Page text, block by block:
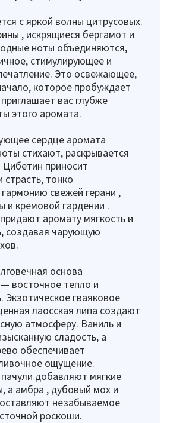
с яркой волны цитрусовых.
, искрящиеся бергамот и
ноты объединяются,
стимулирующее и
Это освежающее,
которое пробуждает
вас глубже
этого аромата.
сердце аромата
стихают, раскрывается
Цибетин приносит
страсть, тонко
свежей герани ,
и кремовой гардении .
аромату мягкость и
создавая чарующую
основа
восточное тепло и
Экзотическое гваяковое
лаосская липа создают
атмосферу. Ваниль и
сладость, а
обеспечивает
ощущение.
добавляют мягкие
а амбра , дубовый мох и
незабываемое
роскоши.